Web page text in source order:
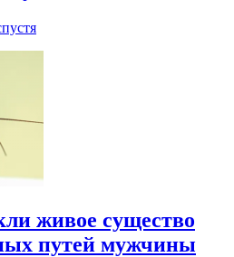
живое существо
путей мужчины